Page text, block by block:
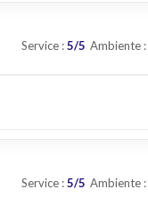
Service: 5/5 Ambiente:
Service: 5/5 Ambiente: